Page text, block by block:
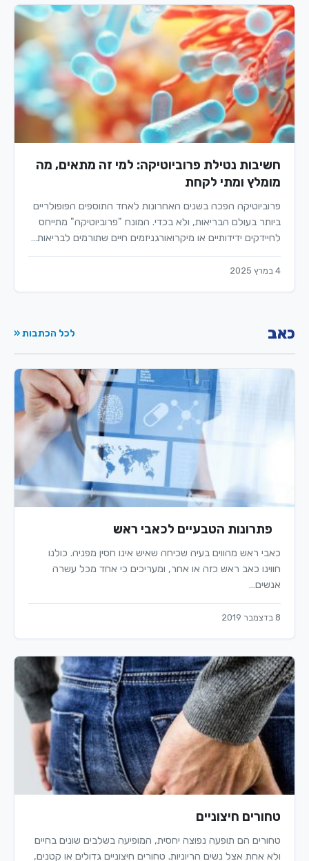
חשיבות נטילת פרוביוטיקה: למי זה מתאים, מה
מומלץ ומתי לקחת
פרוביוטיקה הפכה בשנים האחרונות לאחד התוספים הפופולריים
ביותר בעולם הבריאות, ולא בכדי. המונח "פרוביוטיקה" מתייחס
לחיידקים ידידותיים או מיקרואורגניזמים חיים שתורמים לבריאות…
4 במרץ 2025
כאב לכל הכתבות «
פתרונות הטבעיים לכאבי ראש
כאבי ראש מהווים בעיה שכיחה שאיש אינו חסין מפניה. כולנו
חווינו כאב ראש כזה או אחר, ומעריכים כי אחד מכל עשרה
אנשים…
8 בדצמבר 2019
טחורים חיצוניים
טחורים הם תופעה נפוצה יחסית, המופיעה בשלבים שונים בחיים
ולא אחת אצל נשים הריוניות. טחורים חיצוניים גדולים או קטנים,